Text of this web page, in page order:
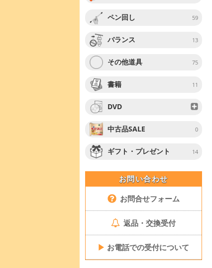
ペン回し 59
バランス 13
その他道具 75
書籍 11
DVD
中古品SALE 0
ギフト・プレゼント 14
お問い合わせ
お問合せフォーム
返品・交換受付
▶ お電話での受付について